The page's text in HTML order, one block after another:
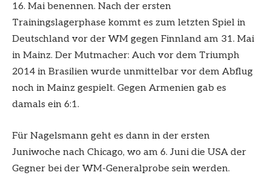
16. Mai benennen. Nach der ersten
Trainingslagerphase kommt es zum letzten Spiel in
Deutschland vor der WM gegen Finnland am 31. Mai
in Mainz. Der Mutmacher: Auch vor dem Triumph
2014 in Brasilien wurde unmittelbar vor dem Abflug
noch in Mainz gespielt. Gegen Armenien gab es
damals ein 6:1.
Für Nagelsmann geht es dann in der ersten
Juniwoche nach Chicago, wo am 6. Juni die USA der
Gegner bei der WM-Generalprobe sein werden.